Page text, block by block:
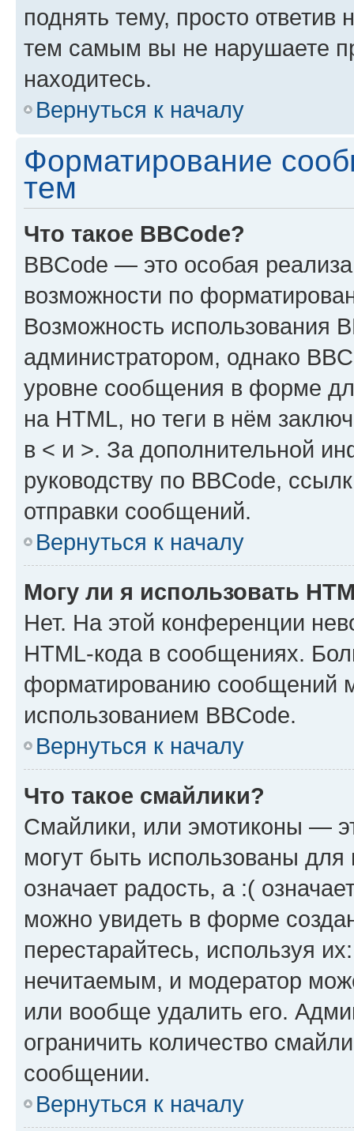
поднять тему, просто ответив
тем самым вы не нарушаете
находитесь.
Вернуться к началу
Форматирование
тем
Что такое BBCode?
BBCode — это особая
возможности по
Возможность использования
администратором, однако
уровне сообщения в форме
на HTML, но теги в нём
в < и >. За дополнительной
руководству по BBCode,
отправки сообщений.
Вернуться к началу
Могу ли я использовать
Нет. На этой конференции
HTML-кода в сообщениях.
форматированию сообщений
использованием BBCode.
Вернуться к началу
Что такое смайлики?
Смайлики, или эмотиконы —
могут быть использованы
означает радость, а :(
можно увидеть в форме
перестарайтесь, используя
нечитаемым, и модератор
или вообще удалить его.
ограничить количество
сообщении.
Вернуться к началу